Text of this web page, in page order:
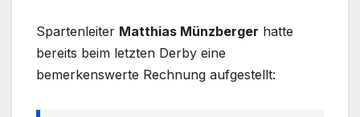
Spartenleiter Matthias Münzberger hatte
bereits beim letzten Derby eine
bemerkenswerte Rechnung aufgestellt: